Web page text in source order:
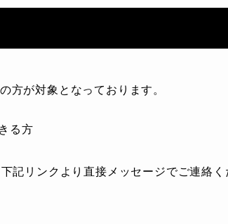
方が対象となっております。
る方
リンクより直接メッセージでご連絡く